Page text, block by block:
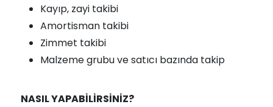
Kayıp, zayi takibi
Amortisman takibi
Zimmet takibi
Malzeme grubu ve satıcı bazında takip
NASIL YAPABİLİRSİNİZ?